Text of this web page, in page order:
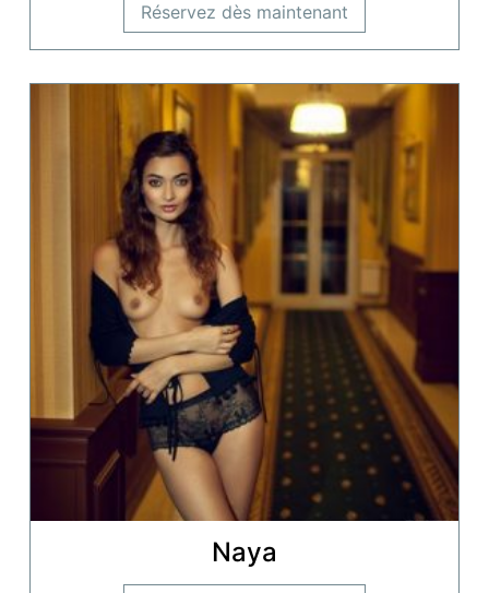
Réservez dès maintenant
Naya